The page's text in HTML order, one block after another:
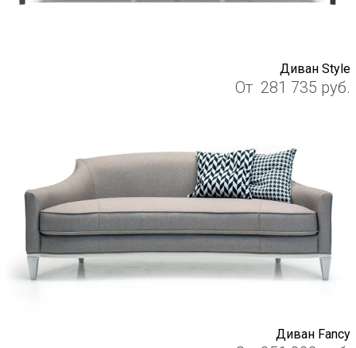
Диван Style
От 281 735 руб.
Диван Fancy